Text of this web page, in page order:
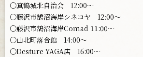
○真鶴城北自治会 12:00〜
○藤沢市鵠沼海岸シネコヤ 12:00〜
○藤沢市鵠沼海岸Comad 11:00〜
○山北町落合館 14:00〜
○Desture YAGA店 16:00〜